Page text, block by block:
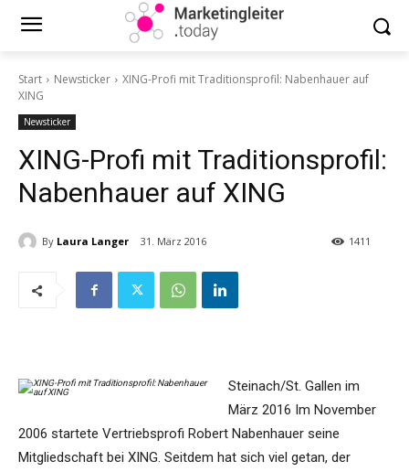
Start Newsticker
XING-Profi mit Traditionsprofil: Nabenhauer auf
XING
Newsticker
XING-Profi mit Traditionsprofil:
Nabenhauer auf XING
By Laura Langer 31. März 2016 1411
Steinach/St. Gallen im
März 2016 Im November
2006 startete Vertriebsprofi Robert Nabenhauer seine
Mitgliedschaft bei XING. Seitdem hat sich viel getan, der